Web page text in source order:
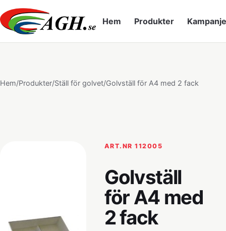
Hem Produkter
Hem/Produkter/Ställ för golvet/Golvställ för A4 med 2 fack
ART.NR 112005
Golvställ
för A4 med
2 fack